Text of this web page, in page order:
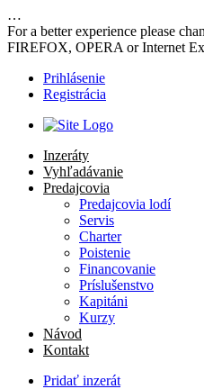
…
For a better experience please
FIREFOX, OPERA or Internet
Prihlásenie
Registrácia
Inzeráty
Vyhľadávanie
Predajcovia
Predajcovia lodí
Servis
Charter
Poistenie
Financovanie
Príslušenstvo
Kapitáni
Kurzy
Návod
Kontakt
Pridať inzerát